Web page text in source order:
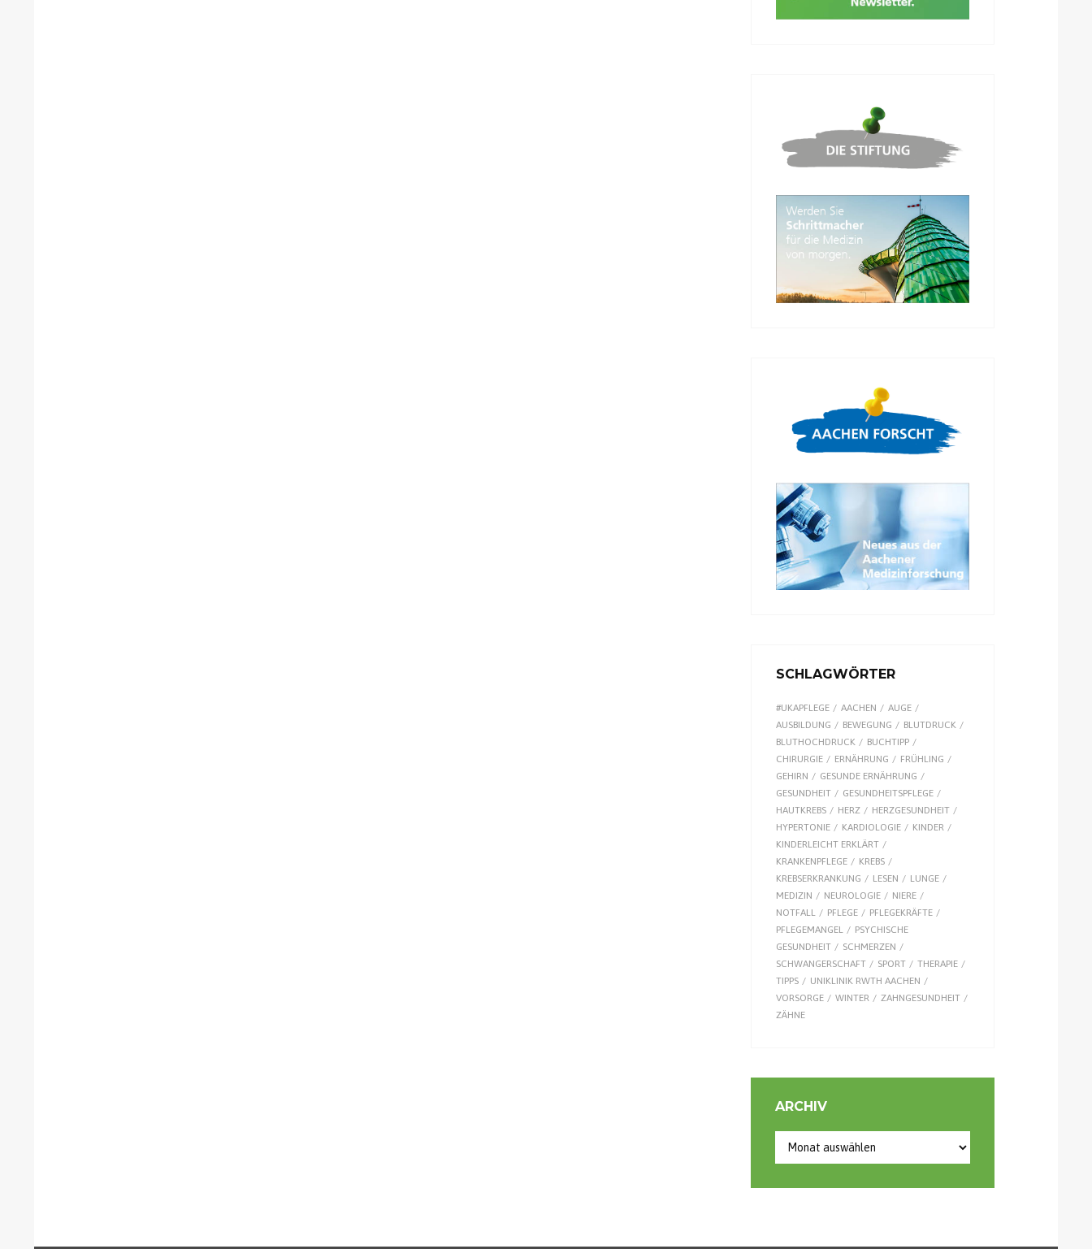
SCHLAGWÖRTER
#UKAPFLEGE AACHEN
AUGE
AUSBILDUNG
BEWEGUNG
BLUTDRUCK
BLUTHOCHDRUCK
BUCHTIPP
CHIRURGIE
ERNÄHRUNG
FRÜHLING
GEHIRN
GESUNDE ERNÄHRUNG
GESUNDHEIT
GESUNDHEITSPFLEGE
HAUTKREBS
HERZ
HERZGESUNDHEIT
HYPERTONIE
KARDIOLOGIE
KINDER
KINDERLEICHT ERKLÄRT
KRANKENPFLEGE
KREBS
KREBSERKRANKUNG
LESEN
LUNGE
MEDIZIN
NEUROLOGIE
NIERE
NOTFALL
PFLEGE
PFLEGEKRÄFTE
PFLEGEMANGEL
PSYCHISCHE
GESUNDHEIT
SCHMERZEN
SCHWANGERSCHAFT
SPORT
THERAPIE
TIPPS
UNIKLINIK RWTH AACHEN
VORSORGE
WINTER
ZAHNGESUNDHEIT
ZÄHNE
ARCHIV